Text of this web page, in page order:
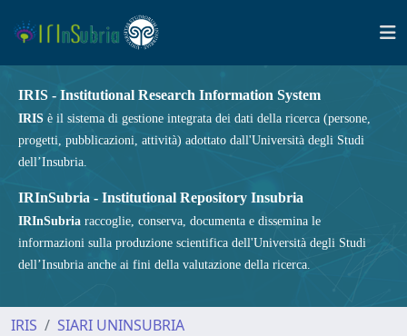
IRIS - Institutional Research Information System
IRIS è il sistema di gestione integrata dei dati della ricerca (persone,
progetti, pubblicazioni, attività) adottato dall'Università degli Studi
dell’Insubria.
IRInSubria - Institutional Repository Insubria
IRInSubria raccoglie, conserva, documenta e dissemina le
informazioni sulla produzione scientifica dell'Università degli Studi
dell’Insubria anche ai fini della valutazione della ricerca.
IRIS
SIARI UNINSUBRIA